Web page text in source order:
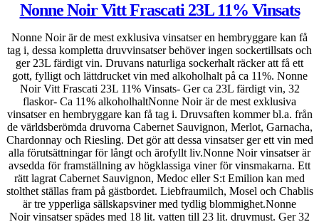
Nonne Noir Vitt Frascati 23L 11% Vinsats
Nonne Noir är de mest exklusiva vinsatser en hembryggare kan få
tag i, dessa kompletta druvvinsatser behöver ingen sockertillsats och
ger 23L färdigt vin. Druvans naturliga sockerhalt räcker att få ett
gott, fylligt och lättdrucket vin med alkoholhalt på ca 11%. Nonne
Noir Vitt Frascati 23L 11% Vinsats- Ger ca 23L färdigt vin, 32
flaskor- Ca 11% alkoholhaltNonne Noir är de mest exklusiva
vinsatser en hembryggare kan få tag i. Druvsaften kommer bl.a. från
de världsberömda druvorna Cabernet Sauvignon, Merlot, Garnacha,
Chardonnay och Riesling. Det gör att dessa vinsatser ger ett vin med
alla förutsättningar för långt och ärofyllt liv.Nonne Noir vinsatser är
avsedda för framställning av högklassiga viner för vinsmakarna. Ett
rätt lagrat Cabernet Sauvignon, Medoc eller S:t Emilion kan med
stolthet ställas fram på gästbordet. Liebfraumilch, Mosel och Chablis
är tre ypperliga sällskapsviner med tydlig blommighet.Nonne
Noir vinsatser spädes med 18 lit. vatten till 23 lit. druvmust. Ger 32